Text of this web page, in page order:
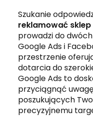
Szukanie
reklamować
prowadzi do
Google Ads i
przestrzenie
dotarcia do
Google Ads to
przyciągnąć
poszukujących
precyzyjnemu